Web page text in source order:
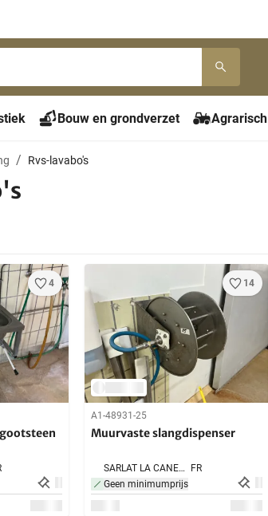
Bouw en grondverzet Agrarisch
Rvs-lavabo's
4 14
A1-48931-25
Muurvaste slangdispenser
SARLAT LA CANEDA,
FR
Geen minimumprijs